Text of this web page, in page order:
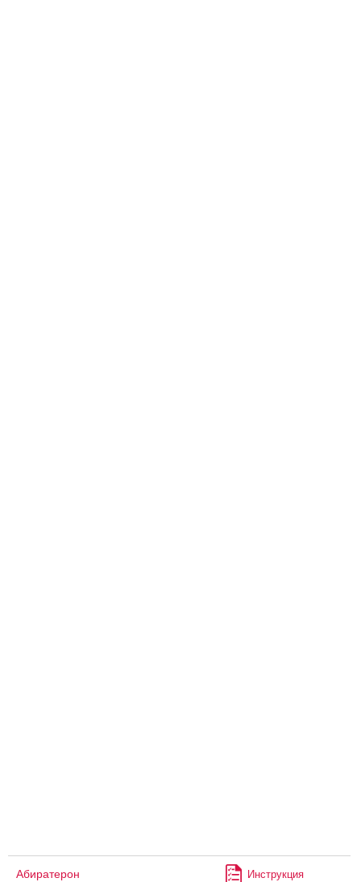
Абиратерон Инструкция